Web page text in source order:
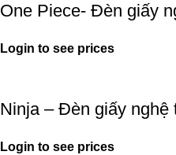
One Piece- Đèn giấy
Login to see prices
Ninja – Đèn giấy nghệ
Login to see prices